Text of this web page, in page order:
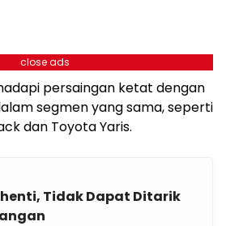
close ads
persaingan ketat dengan
segmen yang sama, seperti
dan Toyota Yaris.
Tidak Dapat Ditarik